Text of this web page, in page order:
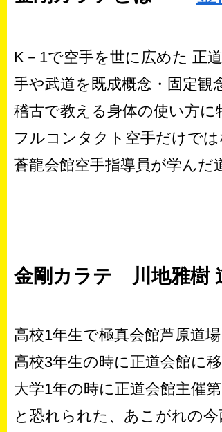
K－1で空手を世に広めた 正
手や武道を既成概念・固定
稽古で教える身体の使い方
フルコンタクト空手だけで
蒼龍会館空手指導員が
金剛カラテ 川地雅樹
高校1年生で極真会館芦原道場
高校3年生の時に正道会館に
大学1年の時に正道会館主催
と恐れられた、あこがれの